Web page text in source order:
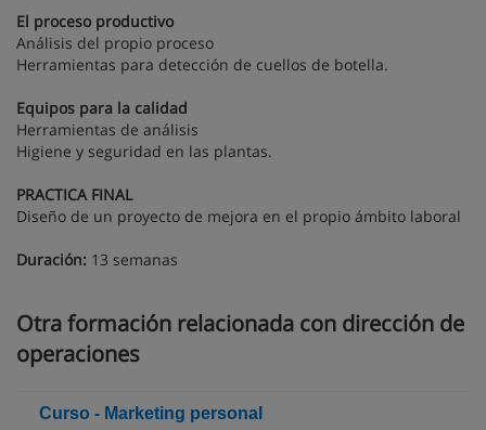
El proceso productivo
Análisis del propio proceso
Herramientas para detección de cuellos de botella.
Equipos para la calidad
Herramientas de análisis
Higiene y seguridad en las plantas.
PRACTICA FINAL
Diseño de un proyecto de mejora en el propio ámbito laboral
Duración: 13 semanas
Otra formación relacionada con dirección de
operaciones
Curso - Marketing personal